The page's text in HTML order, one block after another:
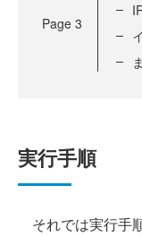
Page 3
実行手順
それでは実行手